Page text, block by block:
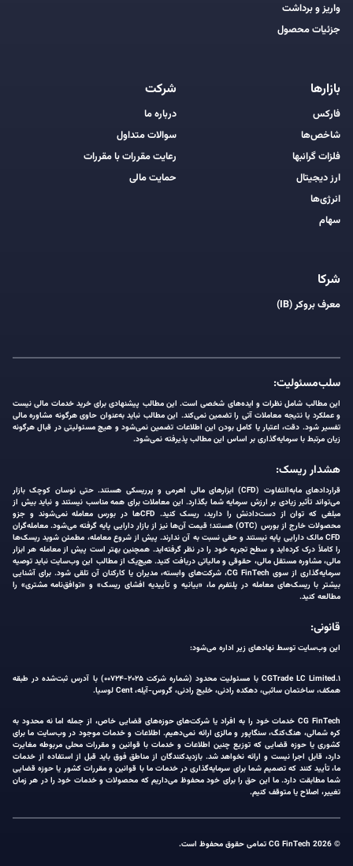
واریز و برداشت
جزئیات محصول
بازارها
فارکس
شاخص‌ها
فلزات گرانبها
ارز دیجیتال
انرژی‌ها
سهام
شرکت
درباره ما
سوالات متداول
رعایت مقررات با مقررات
حمایت مالی
شرکا
معرف بروکر (IB)
سلب‌مسئولیت:
این مطالب شامل نظرات و ایده‌های شخصی است. این مطالب پیشنهادی برای خرید خدمات مالی نیست
و عملکرد یا نتیجه معاملات آتی را تضمین نمی‌کند. این مطالب نباید به‌عنوان حاوی هرگونه مشاوره مالی
تفسیر شود. دقت، اعتبار یا کامل بودن این اطلاعات تضمین نمی‌شود و هیچ مسئولیتی در قبال هرگونه
زیان مرتبط با سرمایه‌گذاری بر اساس این مطالب پذیرفته نمی‌شود.
هشدار ریسک:
قراردادهای مابه‌التفاوت (CFD) ابزارهای مالی اهرمی و پرریسکی هستند. حتی نوسان کوچک بازار
می‌تواند تأثیر زیادی بر ارزش سرمایه شما بگذارد. این معاملات برای همه مناسب نیستند و نباید بیش از
مبلغی که توان از دست‌دادنش را دارید، ریسک کنید. CFDها در بورس معامله نمی‌شوند و جزو
محصولات خارج از بورس (OTC) هستند؛ قیمت آن‌ها نیز از بازار دارایی پایه گرفته می‌شود. معامله‌گران
CFD مالک دارایی پایه نیستند و حقی نسبت به آن ندارند. پیش از شروع معامله، مطمئن شوید ریسک‌ها
را کاملاً درک کرده‌اید و سطح تجربه خود را در نظر گرفته‌اید. همچنین بهتر است پیش از معامله هر ابزار
مالی، مشاوره مستقل مالی، حقوقی و مالیاتی دریافت کنید. هیچ‌یک از مطالب این وب‌سایت نباید توصیه
سرمایه‌گذاری از سوی CG FinTech، شرکت‌های وابسته، مدیران یا کارکنان آن تلقی شود. برای آشنایی
بیشتر با ریسک‌های معامله در پلتفرم ما، «بیانیه و تأییدیه افشای ریسک» و «توافق‌نامه مشتری» را
مطالعه کنید.
قانونی:
این وب‌سایت توسط نهادهای زیر اداره می‌شود:
۱.CGTrade LC Limited با مسئولیت محدود (شماره شرکت ۲۰۲۵-۰۰۷۲۴) با آدرس ثبت‌شده در طبقه
همکف، ساختمان ساثبی، دهکده رادنی، خلیج رادنی، گروس-آیله، Cent لوسیا.
CG FinTech خدمات خود را به افراد یا شرکت‌های حوزه‌های قضایی خاص، از جمله اما نه محدود به
کره شمالی، هنگ‌کنگ، سنگاپور و مالزی ارائه نمی‌دهیم. اطلاعات و خدمات موجود در وب‌سایت ما برای
کشوری یا حوزه قضایی که توزیع چنین اطلاعات و خدمات با قوانین و مقررات محلی مربوطه مغایرت
دارد، قابل اجرا نیست و ارائه نخواهد شد. بازدیدکنندگان از مناطق فوق باید قبل از استفاده از خدمات
ما، تأیید کنند که تصمیم شما برای سرمایه‌گذاری در خدمات ما با قوانین و مقررات کشور یا حوزه قضایی
شما مطابقت دارد. ما این حق را برای خود محفوظ می‌داریم که محصولات و خدمات خود را در هر زمان
تغییر، اصلاح یا متوقف کنیم.
© 2026 CG FinTech تمامی حقوق محفوظ است.